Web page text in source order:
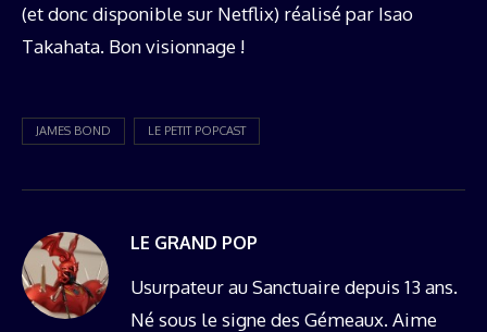
(et donc disponible sur Netflix) réalisé par Isao
Takahata. Bon visionnage !
JAMES BOND LE PETIT POPCAST
LE GRAND POP
Usurpateur au Sanctuaire depuis 13 ans.
Né sous le signe des Gémeaux. Aime